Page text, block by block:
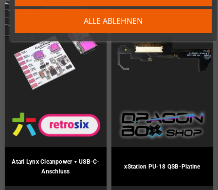
ALLE ABLEHNEN
Atari Lynx Cleanpower + USB-C-
Anschluss
xStation PU-18 QSB-Platine